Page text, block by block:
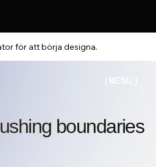
för att börja designa.